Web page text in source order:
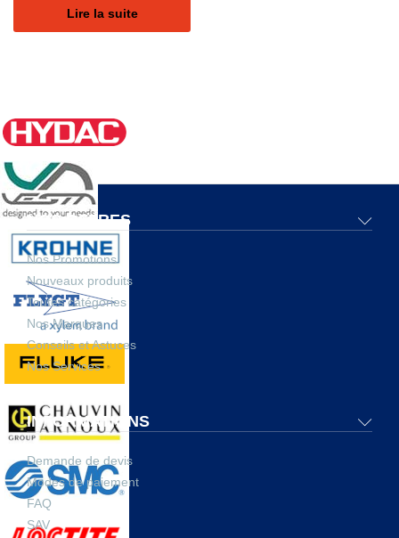
Lire la suite
NOS OFFRES
Nos Promotions
Nouveaux produits
Toutes catégories
Nos Marques
Conseils et Astuces
Nos Services
INFORMATIONS
Demande de devis
Modes de paiement
FAQ
SAV